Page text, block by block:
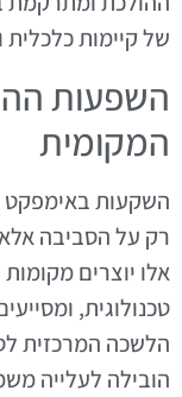
של קיימות כלכלית
השפעות
המקומית
השקעות באימפקט
רק על הסביבה
אלו יוצרים
טכנולוגית,
הלשכה המרכזית
הובילה לעלייה